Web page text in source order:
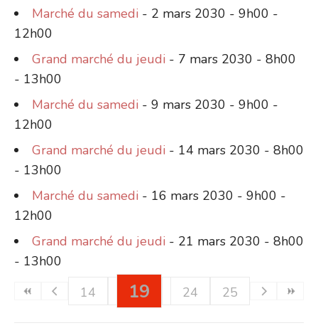
Marché du samedi - 2 mars 2030 - 9h00 -
12h00
Grand marché du jeudi - 7 mars 2030 - 8h00
- 13h00
Marché du samedi - 9 mars 2030 - 9h00 -
12h00
Grand marché du jeudi - 14 mars 2030 - 8h00
- 13h00
Marché du samedi - 16 mars 2030 - 9h00 -
12h00
Grand marché du jeudi - 21 mars 2030 - 8h00
- 13h00
14
15 16 17
19 20 22 23
24 25